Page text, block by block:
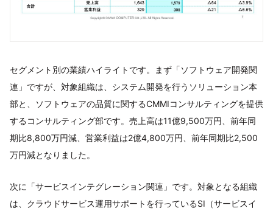
セグメント別の業績ハイライトです。まず「ソフトウェア開発関
連」ですが、対象組織は、システム開発を行うソリューション本
部と、ソフトウェアの品質に関するCMMIコンサルティングを提供
するコンサルティング部です。売上高は11億9,500万円、前年同
期比8,800万円減、営業利益は2億4,800万円、前年同期比2,500
万円減となりました。
次に「サービスインテグレーション関連」です。対象となる組織
は、クラウドサービス運用サポートを行っているSI（サービスイ